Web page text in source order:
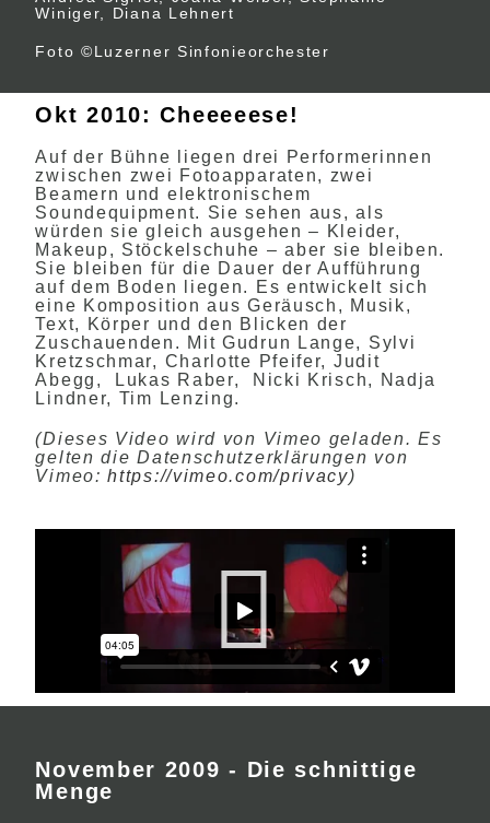
Winiger, Diana Lehnert
Foto ©Luzerner Sinfonieorchester
Okt 2010: Cheeeeese!
Auf der Bühne liegen drei Performerinnen
zwischen zwei Fotoapparaten, zwei
Beamern und elektronischem
Soundequipment. Sie sehen aus, als
würden sie gleich ausgehen – Kleider,
Makeup, Stöckelschuhe – aber sie bleiben.
Sie bleiben für die Dauer der Aufführung
auf dem Boden liegen. Es entwickelt sich
eine Komposition aus Geräusch, Musik,
Text, Körper und den Blicken der
Zuschauenden. Mit Gudrun Lange, Sylvi
Kretzschmar, Charlotte Pfeifer, Judit
Abegg, Lukas Raber, Nicki Krisch, Nadja
Lindner, Tim Lenzing.
(Dieses Video wird von Vimeo geladen. Es
gelten die Datenschutzerklärungen von
Vimeo:https://vimeo.com/privacy)
November 2009 - Die schnittige
Menge